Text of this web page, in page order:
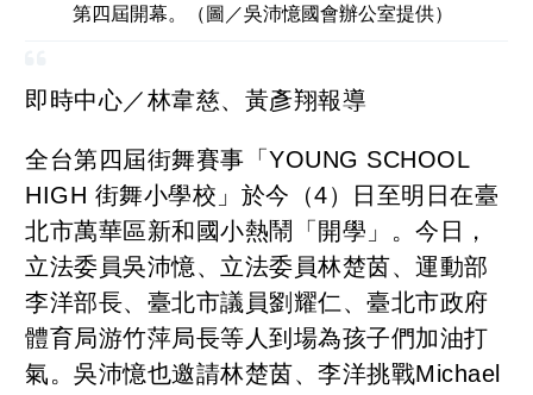
第四屆開幕。（圖／吳沛憶國會辦公室提供）
即時中心／林韋慈、黃彥翔報導
全台第四屆街舞賽事「YOUNG SCHOOL
HIGH 街舞小學校」於今（4）日至明日在臺
北市萬華區新和國小熱鬧「開學」。今日，
立法委員吳沛憶、立法委員林楚茵、運動部
李洋部長、臺北市議員劉耀仁、臺北市政府
體育局游竹萍局長等人到場為孩子們加油打
氣。吳沛憶也邀請林楚茵、李洋挑戰Michael